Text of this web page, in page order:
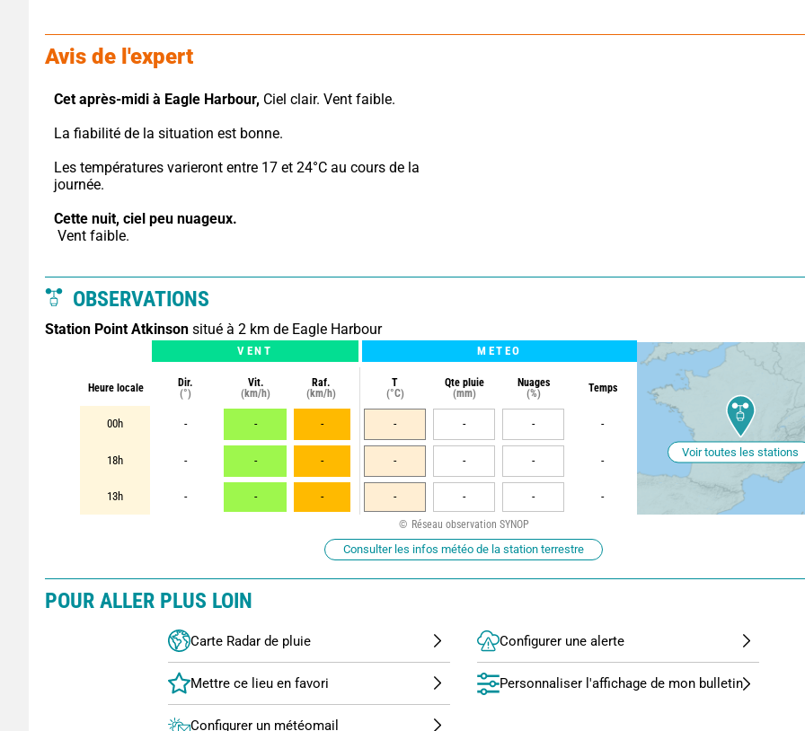
Avis de l'expert
Cet après-midi à Eagle Harbour, Ciel clair. Vent faible.
La fiabilité de la situation est bonne.
Les températures varieront entre 17 et 24°C au cours de la
journée.
Cette nuit, ciel peu nuageux.
Vent faible.
OBSERVATIONS
Station Point Atkinson situé à 2 km de Eagle Harbour
VENT METEO
Heure locale
Dir.
(°)
Vit.
(km/h)
Raf.
(km/h)
T
(°C)
Qte pluie
(mm)
Nuages
(%)
Temps
00h - - - - - - -
18h - - - - - - -
13h - - - - - - -
Voir toutes les stations
Réseau observation SYNOP
Consulter les infos météo de la station terrestre
POUR ALLER PLUS LOIN
Carte Radar de pluie
Configurer un météomail
Configurer une alerte
Personnaliser l'affichage de mon bulletin